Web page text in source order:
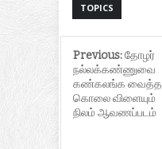
TOPICS
Previous:தோழர்
நல்லக்கண்ணுவை
கண்கலங்க வைத்த
கொலை விளையும்
நிலம் ஆவணப்படம்